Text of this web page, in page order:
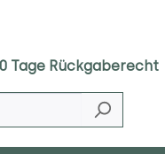
Tage Rückgaberecht